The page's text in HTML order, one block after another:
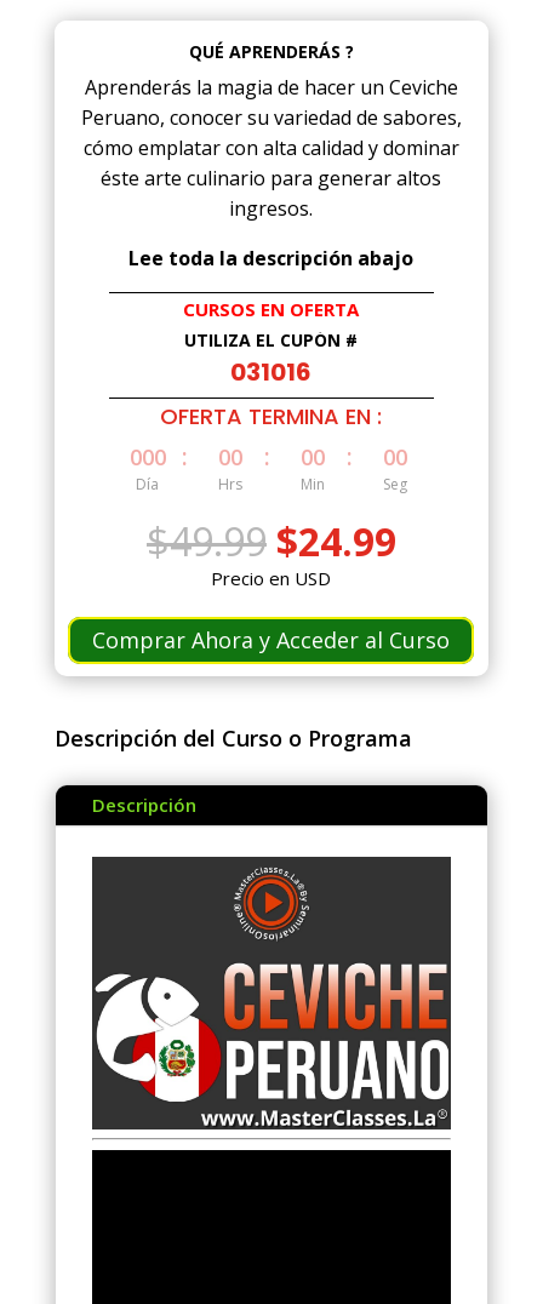
QUÉ APRENDERÁS ?
Aprenderás la magia de hacer un Ceviche
Peruano, conocer su variedad de sabores,
cómo emplatar con alta calidad y dominar
éste arte culinario para generar altos
ingresos.
Lee toda la descripción abajo
CURSOS EN OFERTA
UTILIZA EL CUPÓN #
031016
OFERTA TERMINA EN :
000
Día
: 00
Hrs
: 00
Min
: 00
Seg
$49.99 El
precio
original
era:
$49.99.
$24.99El
es:
$24.99.
Precio en USD
Comprar Ahora y Acceder al Curso
Descripción del Curso o Programa
Descripción